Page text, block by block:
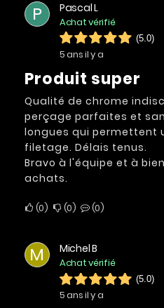
P Pascal L
Achat vérifié
(5.0)
5 ans il y a
Produit super
Qualité de chrome
perçage parfaites et
longues qui permettent
filetage. Délais tenus.
Bravo à l'équipe et à
achats.
0 0 0
M Michel B
Achat vérifié
(5.0)
5 ans il y a